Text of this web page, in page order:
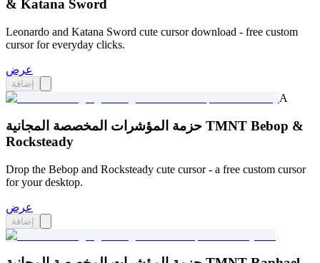
& Katana Sword
Leonardo and Katana Sword cute cursor download - free custom
cursor for everyday clicks.
عرض
إضافة
A
حزمة المؤشرات المخصصة المجانية TMNT Bebop &
Rocksteady
Drop the Bebop and Rocksteady cute cursor - a free custom cursor
for your desktop.
عرض
إضافة